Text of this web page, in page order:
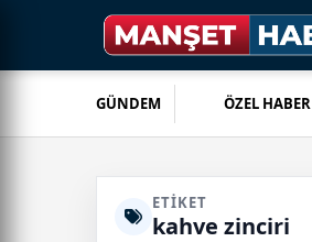
GÜNDEM ÖZEL HABER
ETIKET
kahve zinciri